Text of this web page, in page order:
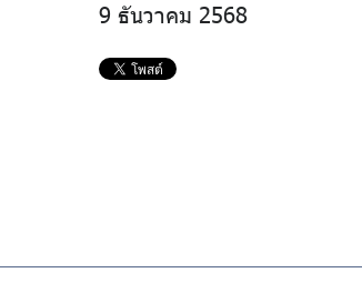
9 ธันวาคม 2568